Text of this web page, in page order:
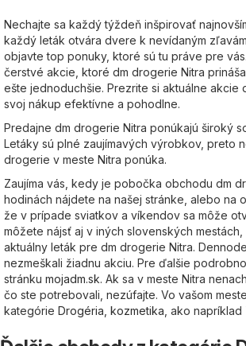
Nechajte sa každý týždeň inšpirovať
každý leták otvára dvere k nevídaným
objavte top ponuky, ktoré sú tu práve pre
čerstvé akcie, ktoré dm drogerie Nitra
ešte jednoduchšie. Prezrite si aktuálne
svoj nákup efektívne a pohodlne.
Predajne dm drogerie Nitra ponúkajú široký
Letáky sú plné zaujímavých výrobkov, preto
drogerie v meste Nitra ponúka.
Zaujíma vás, kedy je pobočka obchodu dm
hodinách nájdete na našej stránke, alebo na
že v prípade sviatkov a víkendov sa môže
môžete nájsť aj v iných slovenských
aktuálny leták pre dm drogerie Nitra.
nezmeškali žiadnu akciu. Pre ďalšie
stránku mojadm.sk. Ak sa v meste Nitra
čo ste potrebovali, nezúfajte. Vo vašom
kategórie Drogéria, kozmetika , ako napríklad